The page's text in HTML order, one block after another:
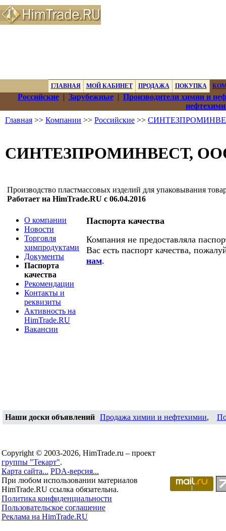
ГЛАВНАЯ МОЙ КАБИНЕТ ПРОДАЖА ПОКУПКА
Российские| Зарубежные| Производители химии и
Главная >> Компании >> Российские >>
СИНТЕЗПРОМИНВЕСТ,
Производство пластмассовых изделий для упаковывания
Работает на HimTrade.RU с 06.04.2016
О компании
Новости
Торговля
химпродуктами
Документы
Паспорта
качества
Рекомендации
Контакты и
реквизиты
Активность на
HimTrade.RU
Вакансии
Паспорта качества
Компания не предоставляла
Вас есть паспорт качества,
нам.
Наши доски объявлений Продажа химии и нефтехимии,
Copyright © 2003-2026, HimTrade.ru – проект
группы "Текарт".
Карта сайта... PDA-версия...
При любом использовании материалов
HimTrade.RU ссылка обязательна.
Политика конфиденциальности
Пользовательское соглашение
Реклама на HimTrade.RU